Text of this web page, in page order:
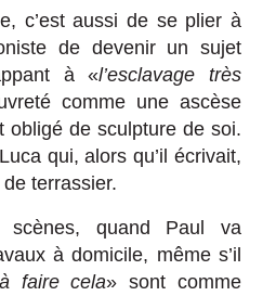
c’est aussi de se plier à
de devenir un sujet
à «l’esclavage très
comme une ascèse
obligé de sculpture de soi.
qui, alors qu’il écrivait,
terrassier.
scènes, quand Paul va
à domicile, même s’il
faire cela» sont comme